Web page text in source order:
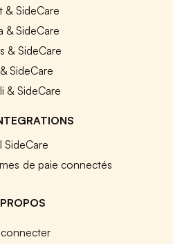
& SideCare
& SideCare
& SideCare
SideCare
& SideCare
SideCare
de paie connectés